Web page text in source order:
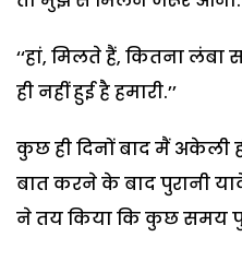
‘‘हां, मिलते हैं, कितना
ही नहीं हुई है हमारी.’’
कुछ ही दिनों बाद मैं अकेली
बात करने के बाद पुरानी
ने तय किया कि कुछ समय